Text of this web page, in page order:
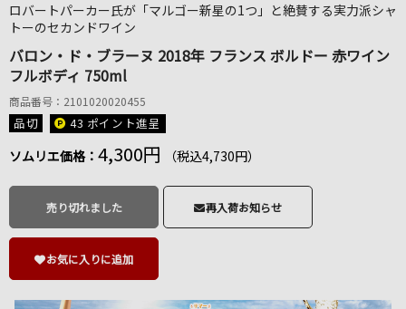
ロバートパーカー氏が「マルゴー新星の1つ」と絶賛する実力派シャ
トーのセカンドワイン
バロン・ド・ブラーヌ 2018年 フランス ボルドー 赤ワイン
フルボディ 750ml
商品番号：2101020020455
品切 43 ポイント進呈
ソムリエ価格： 4,300円 （税込4,730円）
売り切れました 再入荷お知らせ
お気に入りに追加